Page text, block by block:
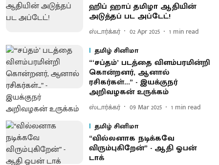
ஹிப் ஹாப் தமிழா ஆதியின்
அடுத்தப் பட அப்டேட்!
ஸ்டார்க்கர் 02 Apr 2025 1 min read
தமிழ் சினிமா
“‘சப்தம்’ படத்தை விளம்பரமின்றி
கொன்றனர், ஆனால்
ரசிகர்கள்...” - இயக்குநர்
அறிவழகன் உருக்கம்
ஸ்டார்க்கர் 09 Mar 2025 1 min read
தமிழ் சினிமா
“வில்லனாக நடிக்கவே
விரும்புகிறேன்” - ஆதி ஓபன்
டாக்